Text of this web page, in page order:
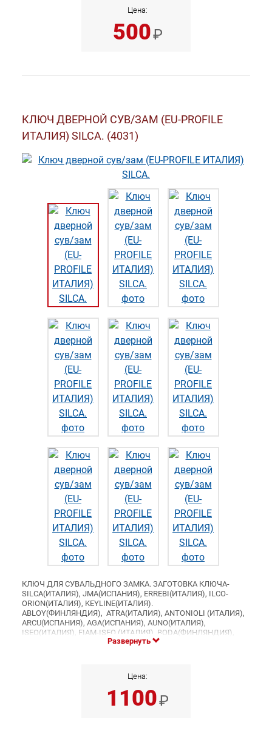
МАКСИМ (РОССИЯ), АРЕС(РОССИЯ), СЕНАТ(РОССИЯ),
КРЕПЫШ(РОССИЯ), ТУЛА(РОССИЯ), ГПЗ(РОССИЯ), БИФ
(РОССИЯ), ЗЕНИТ(РОССИЯ), СТАРТ(РОССИЯ),
ИЖЕВСК(РОССИЯ), SIMEKO(РОССИЯ), РИФ(РОССИЯ), MASTER
Цена:
500₽
КЛЮЧ ДВЕРНОЙ СУВ/ЗАМ (EU-PROFILE
ИТАЛИЯ) SILCA. (4031)
КЛЮЧ ДЛЯ СУВАЛЬДНОГО ЗАМКА. ЗАГОТОВКА КЛЮЧА-
SILCA(ИТАЛИЯ), JMA(ИСПАНИЯ), ERREBI(ИТАЛИЯ), ILCO-
ORION(ИТАЛИЯ), KEYLINE(ИТАЛИЯ).
ABLOY(ФИНЛЯНДИЯ), ATRA(ИТАЛИЯ), ANTONIOLI (ИТАЛИЯ),
ARCU(ИСПАНИЯ), AGA(ИСПАНИЯ), AUNO(ИТАЛИЯ),
ISEO(ИТАЛИЯ), FIAM-ISEO (ИТАЛИЯ), BODA(ФИНЛЯНДИЯ),
BODE(ГЕРМАНИЯ), CISA(ИТАЛИЯ), KALE(ТУРЦИЯ), ESETY
ORENGO(ИСПАНИЯ), UCEM(ИСПАНИЯ), BETA (ИТАЛИЯ),
CAF(ИТАЛИЯ), CERUTTI(ИТАЛИЯ), CIPIERRE(ИТАЛИЯ),
CORNI(ИТАЛИЯ), C.R.(ИТАЛИЯ), FASTA(ИТАЛИЯ),
EZCURRA(ИСПАНИЯ), FAC(ИСПАНИЯ), FEB(ИТАЛИЯ),
Развернуть
Цена:
1100₽